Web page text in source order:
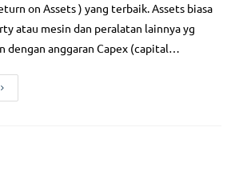
on Assets ) yang terbaik. Assets biasa
atau mesin dan peralatan lainnya yg
dengan anggaran Capex (capital…